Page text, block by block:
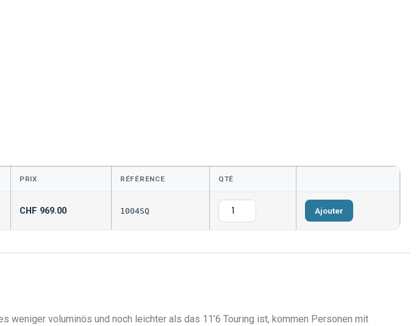
PRIX RÉFÉRENCE QTÉ
CHF 969.00 1004SQ Ajouter
weniger voluminös und noch leichter als das 11’6 Touring ist, kommen Personen mit